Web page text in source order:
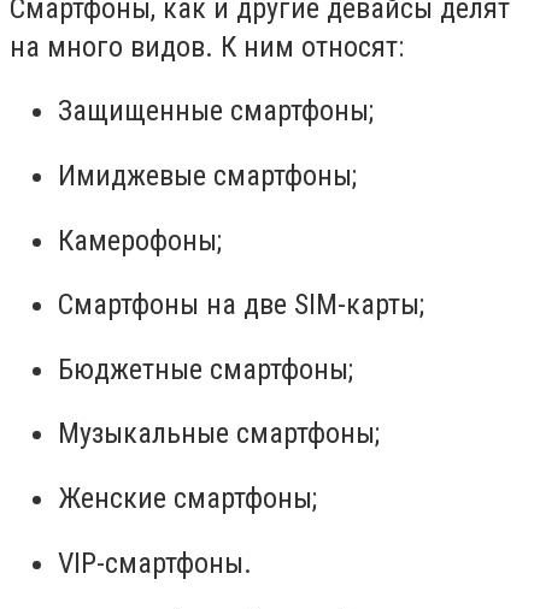
Смартфоны, как и другие девайсы делят
на много видов. К ним относят:
Защищенные смартфоны;
Имиджевые смартфоны;
Камерофоны;
Cмартфоны на две SIM-карты;
Бюджетные смартфоны;
Музыкальные смартфоны;
Женские смартфоны;
VIP-смартфоны.